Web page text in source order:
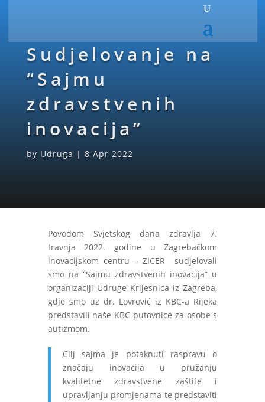
Sudjelovanje na
“Sajmu
zdravstvenih
inovacija”
by Udruga | 8 Apr 2022
Povodom Svjetskog dana zdravlja 7.
travnja 2022. godine u Zagrebačkom
inovacijskom centru – ZICER sudjelovali
smo na “Sajmu zdravstvenih inovacija” u
organizaciji Udruge Krijesnica iz Zagreba,
gdje smo uz dr. Lovrović iz KBC-a Rijeka
predstavili naše KBC putovnice za osobe s
autizmom.
Cilj sajma je potaknuti raspravu o
značaju inovacija u pružanju
kvalitetne zdravstvene zaštite i
upravljanju promjenama te predstaviti